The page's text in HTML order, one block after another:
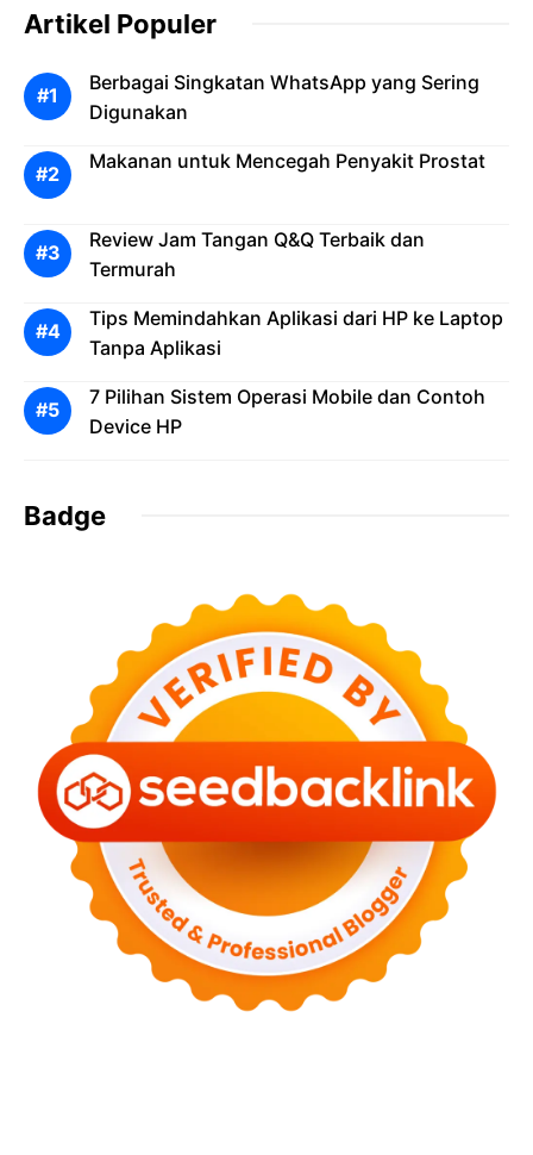
Artikel Populer
Berbagai Singkatan WhatsApp yang Sering
Digunakan
Makanan untuk Mencegah Penyakit Prostat
Review Jam Tangan Q&Q Terbaik dan
Termurah
Tips Memindahkan Aplikasi dari HP ke Laptop
Tanpa Aplikasi
7 Pilihan Sistem Operasi Mobile dan Contoh
Device HP
Badge